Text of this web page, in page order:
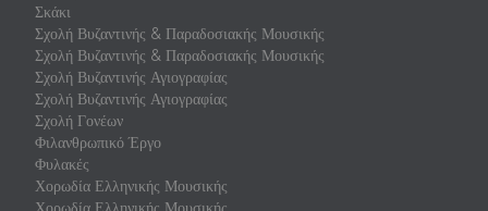
Σκάκι
Σχολή Βυζαντινής & Παραδοσιακής Μουσικής
Σχολή Βυζαντινής & Παραδοσιακής Μουσικής
Σχολή Βυζαντινής Αγιογραφίας
Σχολή Βυζαντινής Αγιογραφίας
Σχολή Γονέων
Φιλανθρωπικό Έργο
Φυλακές
Χορωδία Ελληνικής Μουσικής
Χορωδία Ελληνικής Μουσικής